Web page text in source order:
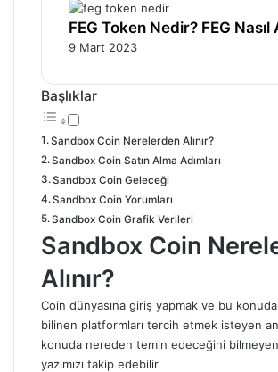
FEG Token Nedir? FEG Nasıl
9 Mart 2023
Başlıklar
Sandbox Coin Nerelerden Alınır?
Sandbox Coin Satın Alma Adımları
Sandbox Coin Geleceği
Sandbox Coin Yorumları
Sandbox Coin Grafik Verileri
Sandbox Coin
Alınır?
Coin dünyasına giriş yapmak ve bu
bilinen platformları tercih etmek isteyen
konuda nereden temin edeceğini
yazımızı takip edebilir